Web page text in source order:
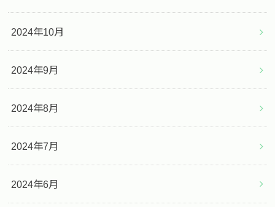
2024年10月
2024年9月
2024年8月
2024年7月
2024年6月